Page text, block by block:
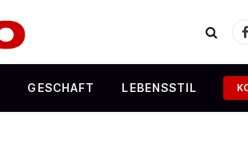
GESCHAFT LEBENSSTIL